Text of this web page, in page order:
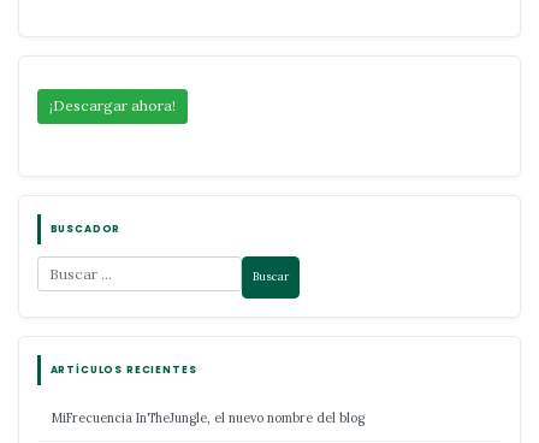
¡Descargar ahora!
BUSCADOR
ARTÍCULOS RECIENTES
MiFrecuencia InTheJungle, el nuevo nombre del blog